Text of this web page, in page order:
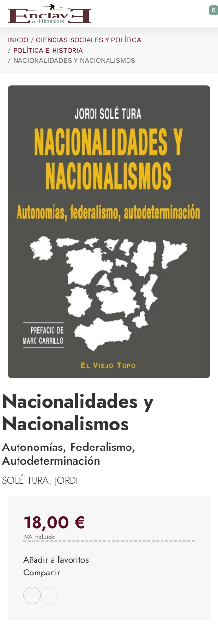
Saltar al contenido principal
0
INICIO
CIENCIAS SOCIALES Y POLÍTICA
POLÍTICA E HISTORIA
NACIONALIDADES Y NACIONALISMOS
Nacionalidades y
Nacionalismos
Autonomías, Federalismo,
Autodeterminación
SOLÉ TURA, JORDI
18,00 €
IVA incluido
Añadir a favoritos
Compartir